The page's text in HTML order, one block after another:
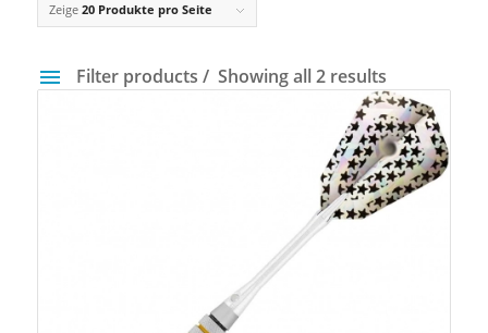
Zeige 20 Produkte pro Seite
Filter products Showing all 2 results
22 €
22